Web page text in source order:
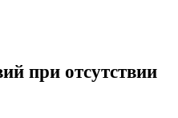
при отсутствии